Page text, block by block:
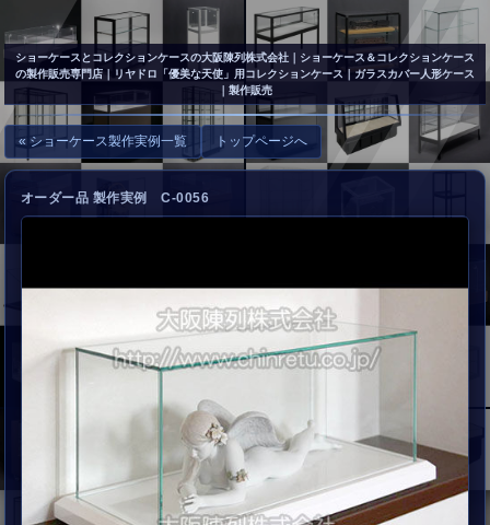
お問い合わせ
ショーケースとコレクションケースの大阪陳列株式会社 ｜ショーケース＆コレクションケース
の製作販売専門店｜リヤドロ「優美な天使」用コレクションケース｜ガラスカバー人形ケース
｜製作販売
« ショーケース製作実例一覧 トップページへ
オーダー品 製作実例 C-0056